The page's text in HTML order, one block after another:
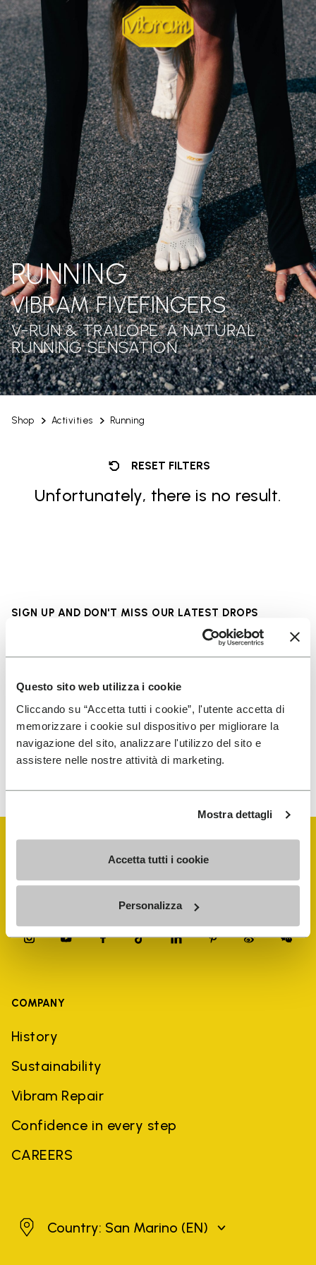
Questo sito web utilizza i cookie
Cliccando su “Accetta tutti i cookie”, l'utente accetta di
memorizzare i cookie sul dispositivo per migliorare la
navigazione del sito, analizzare l'utilizzo del sito e
assistere nelle nostre attività di marketing.
Mostra dettagli
Accetta tutti i cookie
Personalizza
Shop Activities Running
RUNNING
VIBRAM FIVEFINGERS
V-RUN & TRAILOPE: A NATURAL
RUNNING SENSATION
RESET FILTERS
Unfortunately, there is no result.
SIGN UP AND DON'T MISS OUR LATEST DROPS
I have read Vibram'sPrivacy Policy
personalized communications
To learn how we process your data, visit our Privacy Notice. You
COMPANY
History
Sustainability
Vibram Repair
Confidence in every step
CAREERS
San Marino
Country: San Marino (EN)